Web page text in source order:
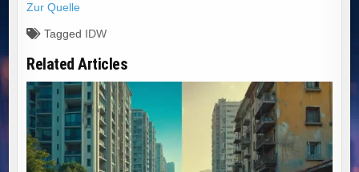
Zur Quelle
Tagged IDW
Related Articles